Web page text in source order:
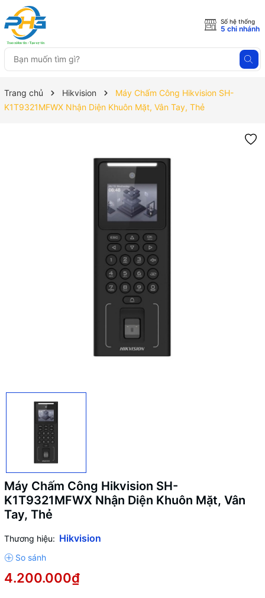
Số hệ thống
5 chi nhánh
Trang chủ Hikvision
Máy Chấm Công Hikvision SH-
K1T9321MFWX Nhận Diện Khuôn Mặt, Vân Tay, Thẻ
Máy Chấm Công Hikvision SH-
K1T9321MFWX Nhận Diện Khuôn Mặt, Vân
Tay, Thẻ
Thương hiệu: Hikvision
4.200.000₫